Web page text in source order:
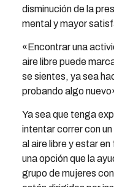
disminución de la
mental y mayor
«Encontrar una
aire libre puede
se sientes, ya sea
probando algo
Ya sea que tenga
intentar correr con
al aire libre y estar en
una opción que la
grupo de mujeres